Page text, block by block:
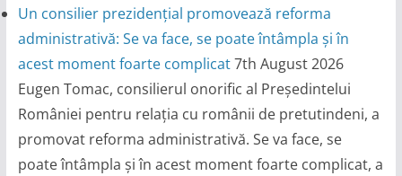
Un consilier prezidențial promovează reforma
administrativă: Se va face, se poate întâmpla și în
acest moment foarte complicat7th August 2026
Eugen Tomac, consilierul onorific al Președintelui
României pentru relația cu românii de pretutindeni, a
promovat reforma administrativă. Se va face, se
poate întâmpla și în acest moment foarte complicat, a